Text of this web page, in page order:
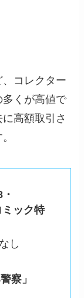
コレクター
くが高値で
高額取引さ
ック特
し
察」